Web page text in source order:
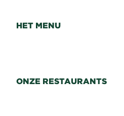
HET MENU
ONZE RESTAURANTS